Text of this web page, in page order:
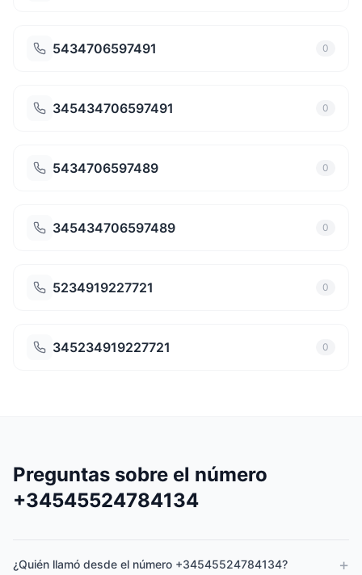
5434706597491 0
345434706597491 0
5434706597489 0
345434706597489 0
5234919227721 0
345234919227721 0
Preguntas sobre el número
+34545524784134
¿Quién llamó desde el número +34545524784134? +